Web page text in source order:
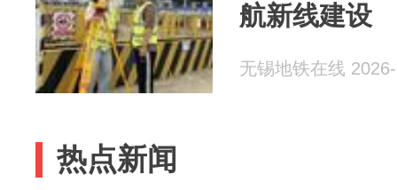
航新线建设
无锡地铁在线
热点新闻